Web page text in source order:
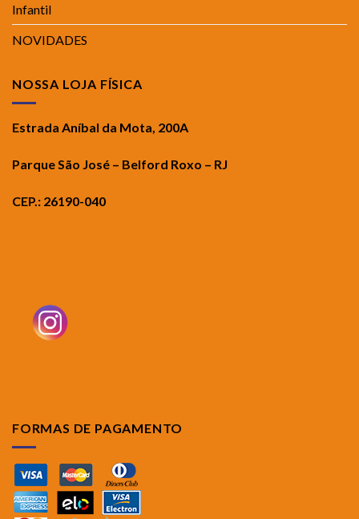
Infantil
NOVIDADES
NOSSA LOJA FÍSICA
Estrada Aníbal da Mota, 200A
Parque São José – Belford Roxo – RJ
CEP.: 26190-040
FORMAS DE PAGAMENTO